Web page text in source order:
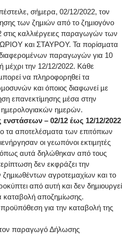
σήµερα, 02/12/2022, τον
των ζηµιών από το ζηµιογόνο
καλλιέργειες παραγωγών των
και ΣΤΑΥΡΟΥ. Τα πορίσµατα
παραγωγών για 10
µέχρι την 12/12/2022. Κάθε
να πληροφορηθεί τα
και όποιος διαφωνεί µε
επανεκτίµησης µέσα στην
ηµερών.
– 02/12 έως 12/12/2022
τα αποτελέσµατα των επιτόπιων
οι γεωπόνοι εκτιµητές
αυτά δηλώθηκαν από τους
δεν εκφράζει την
αγροτεµαχίων και το
από αυτή και δεν δηµιουργεί
καταβολή αποζηµίωσης.
προϋπόθεση για την καταβολή της
παραγωγό ∆ήλωσης